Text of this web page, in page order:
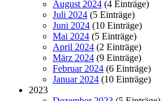
August 2024 (4 Einträge)
Juli 2024 (5 Einträge)
Juni 2024 (10 Einträge)
Mai 2024 (5 Einträge)
April 2024 (2 Einträge)
März 2024 (9 Einträge)
Februar 2024 (6 Einträge)
Januar 2024 (10 Einträge)
2023